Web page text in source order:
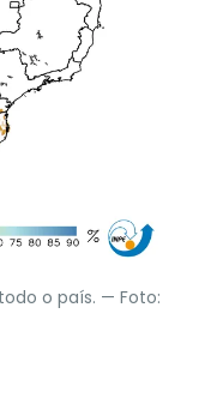
o país. — Foto: